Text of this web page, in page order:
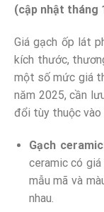
(cập nhật tháng
Giá gạch ốp lát
kích thước,
một số mức giá
năm 2025, cần
đổi tùy thuộc vào
Gạch
ceramic có
mẫu mã và
nhau.